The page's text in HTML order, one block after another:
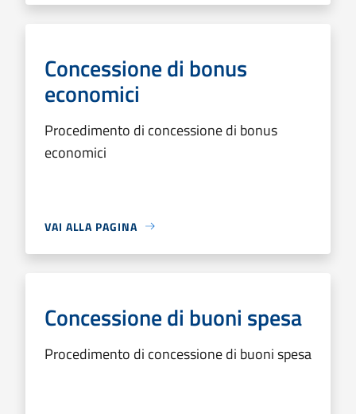
Concessione di bonus
economici
Procedimento di concessione di bonus
economici
VAI ALLA PAGINA
Concessione di buoni spesa
Procedimento di concessione di buoni spesa